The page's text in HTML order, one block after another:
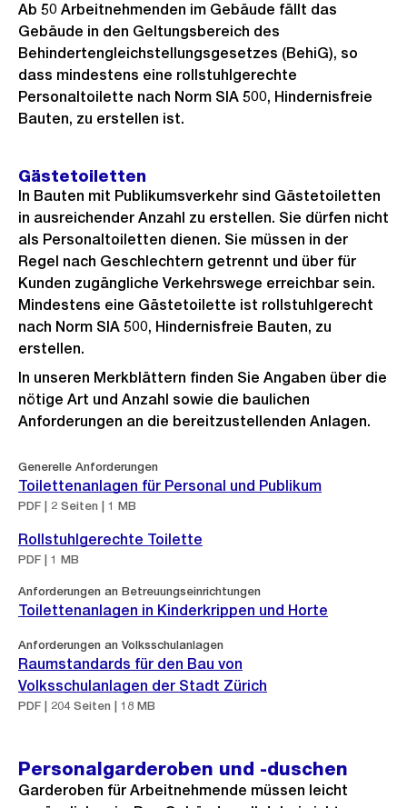
Ab 50 Arbeitnehmenden im Gebäude fällt das
Gebäude in den Geltungsbereich des
Behindertengleichstellungsgesetzes (BehiG), so
dass mindestens eine rollstuhlgerechte
Personaltoilette nach Norm SIA 500, Hindernisfreie
Bauten, zu erstellen ist.
Gästetoiletten
In Bauten mit Publikumsverkehr sind Gästetoiletten
in ausreichender Anzahl zu erstellen. Sie dürfen nicht
als Personaltoiletten dienen. Sie müssen in der
Regel nach Geschlechtern getrennt und über für
Kunden zugängliche Verkehrswege erreichbar sein.
Mindestens eine Gästetoilette ist rollstuhlgerecht
nach Norm SIA 500, Hindernisfreie Bauten, zu
erstellen.
In unseren Merkblättern finden Sie Angaben über die
nötige Art und Anzahl sowie die baulichen
Anforderungen an die bereitzustellenden Anlagen.
Generelle Anforderungen
Toilettenanlagen für Personal und Publikum
PDF | 2 Seiten | 1 MB
Rollstuhlgerechte Toilette
PDF | 1 MB
Anforderungen an Betreuungseinrichtungen
Toilettenanlagen in Kinderkrippen und Horte
Anforderungen an Volksschulanlagen
Raumstandards für den Bau von
Volksschulanlagen der Stadt Zürich
PDF | 204 Seiten | 18 MB
Personalgarderoben und -duschen
Garderoben für Arbeitnehmende müssen leicht